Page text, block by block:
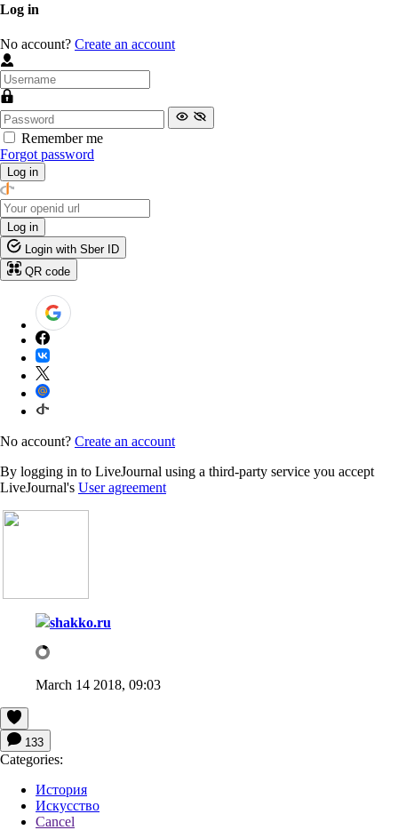
Log in
No account? Create an account
Remember me
Forgot password
Log in
Log in
Login with Sber ID
QR code
No account? Create an account
By logging in to LiveJournal using a third-party service you accept
LiveJournal's User agreement
shakko.ru
March 14 2018, 09:03
133
Categories:
История
Искусство
Cancel